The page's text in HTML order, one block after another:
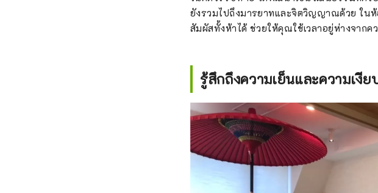
ยังรวมไปถึงมารยาทและจิตวิญญาณด้วย ใน
สัมผัสทั้งห้าได้ ช่วยให้คุณใช้เวลาอยู่ห่างจากค
รู้สึกถึงความเย็นและความเงีย